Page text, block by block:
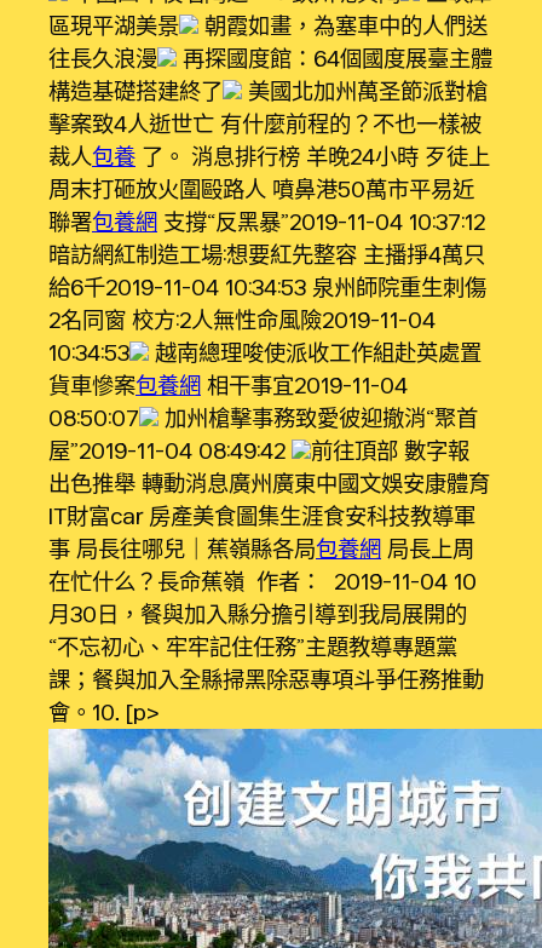
區現平湖美景
朝霞如畫，為塞車中的人們送
往長久浪漫
再探國度館：64個國度展臺主體
構造基礎搭建終了
美國北加州萬圣節派對槍
擊案致4人逝世亡 有什麼前程的？不也一樣被
裁人包養 了。 消息排行榜 羊晚24小時 歹徒上
周末打砸放火圍毆路人 噴鼻港50萬市平易近
聯署包養網 支撐“反黑暴”2019-11-04 10:37:12
暗訪網紅制造工場:想要紅先整容 主播掙4萬只
給6千2019-11-04 10:34:53 泉州師院重生刺傷
2名同窗 校方:2人無性命風險2019-11-04
10:34:53
越南總理唆使派收工作組赴英處置
貨車慘案包養網 相干事宜2019-11-04
08:50:07
加州槍擊事務致愛彼迎撤消“聚首
屋”2019-11-04 08:49:42
前往頂部 數字報
出色推舉 轉動消息廣州廣東中國文娛安康體育
IT財富car 房產美食圖集生涯食安科技教導軍
事 局長往哪兒｜蕉嶺縣各局包養網 局長上周
在忙什么？長命蕉嶺 作者： 2019-11-04 10
月30日，餐與加入縣分擔引導到我局展開的
“不忘初心、牢牢記住任務”主題教導專題黨
課；餐與加入全縣掃黑除惡專項斗爭任務推動
會。10… [p>